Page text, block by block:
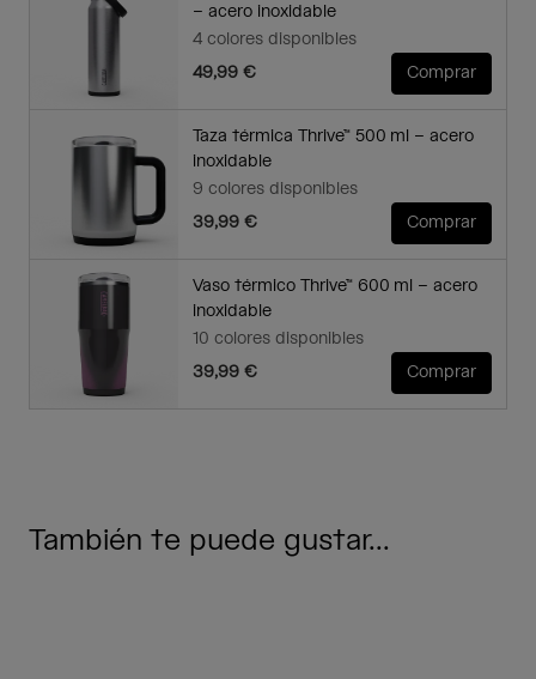
– acero inoxidable
4 colores disponibles
49,99 €
Comprar
Taza térmica Thrive™ 500 ml – acero
inoxidable
9 colores disponibles
39,99 €
Comprar
Vaso térmico Thrive™ 600 ml – acero
inoxidable
10 colores disponibles
39,99 €
Comprar
También te puede gustar...